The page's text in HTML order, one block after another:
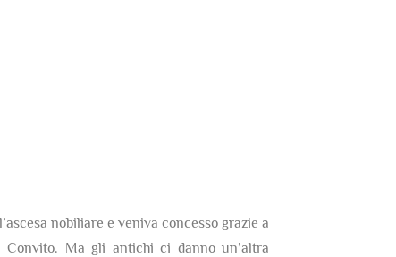
nobiliare e veniva concesso grazie a
Convito. Ma gli antichi ci danno un’altra